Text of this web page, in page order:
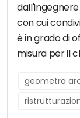
con cui
è in grado di
misura per il
geometra